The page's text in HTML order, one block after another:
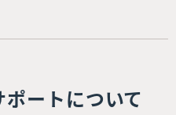
ートについて